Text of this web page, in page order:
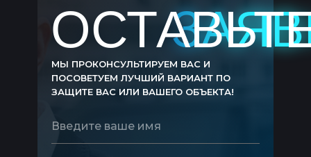
МЫ ПРОКОНСУЛЬТИРУЕМ ВАС И
ПОСОВЕТУЕМ ЛУЧШИЙ ВАРИАНТ ПО
ЗАЩИТЕ ВАС ИЛИ ВАШЕГО ОБЪЕКТА!
Введите ваше имя
быстрой активации и отправке сигнала тревоги,
кнопка позволяет пользователю вызвать помощь и
получить необходимую поддержку в критической
ситуации.